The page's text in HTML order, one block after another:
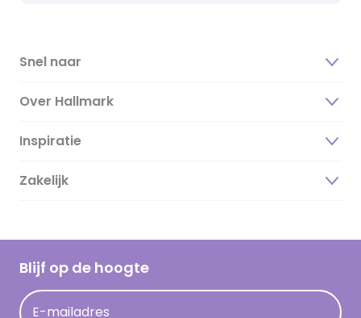
Snel naar
Over Hallmark
Over ons
Duurzaamheid
Hallmark Kaartclub
Acties
Inspiratie
Magazine
Cadeau inspiratie
Kaartinspiratie
Zakelijk
Blijf op de hoogte
E-mailadres